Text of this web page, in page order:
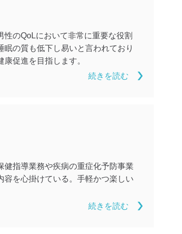
のQoLにおいて非常に重要な役割
の質も低下し易いと言われており
促進を目指します。
続きを読む
指導業務や疾病の重症化予防事業
を心掛けている。手軽かつ楽しい
続きを読む